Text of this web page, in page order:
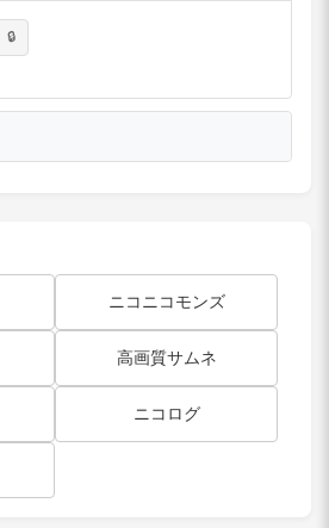
ニコニコモンズ
高画質サムネ
ニコログ